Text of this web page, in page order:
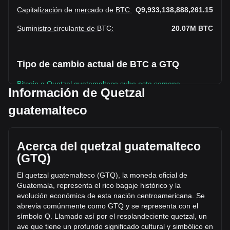
Capitalización de mercado de BTC: Q9,933,138,888,261.15
Suministro circulante de BTC: 20.07M BTC
Tipo de cambio actual de BTC a GTQ
Bitcoin a Quetzal guatemalteco sube esta semana.
El precio de mercado actual de Bitcoin es de Q494,993.4
por BTC y tiene una capitalización de mercado total de
Bitcoin se modificó en un +20.99% (Q29,401,289,159.74
GTQ) en las últimas 24 horas. El último día de trading, el
volumen de operaciones de BTC fue Q140,069,503,631.34.
Más información acerca de Bitcoin en Bitget
Precio de Bitcoin
Predicción de precios de Bitcoin
Información de Quetzal
guatemalteco
Acerca del quetzal guatemalteco
(GTQ)
El quetzal guatemalteco (GTQ), la moneda oficial de
Guatemala, representa el rico bagaje histórico y la
evolución económica de esta nación centroamericana. Se
abrevia comúnmente como GTQ y se representa con el
símbolo Q. Llamado así por el resplandeciente quetzal, un
ave que tiene un profundo significado cultural y simbólico en